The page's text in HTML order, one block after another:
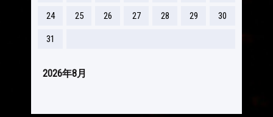
2026年8月
24 25 26 27 28 29 30
31